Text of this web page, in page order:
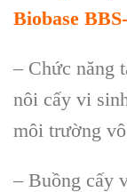
Biobase
– Chức năng
nôi cấy vi
môi trường v
– Buồng cấy